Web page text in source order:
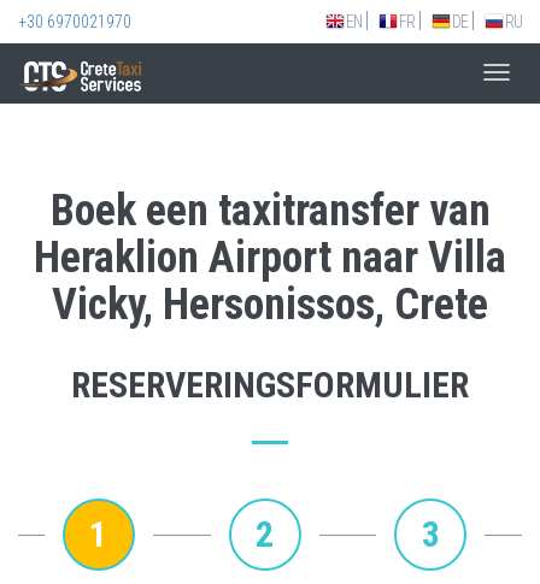
+30 6970021970 EN FR DE RU
Boek een taxitransfer van
Heraklion Airport naar Villa
Vicky, Hersonissos, Crete
RESERVERINGSFORMULIER
1 2 3